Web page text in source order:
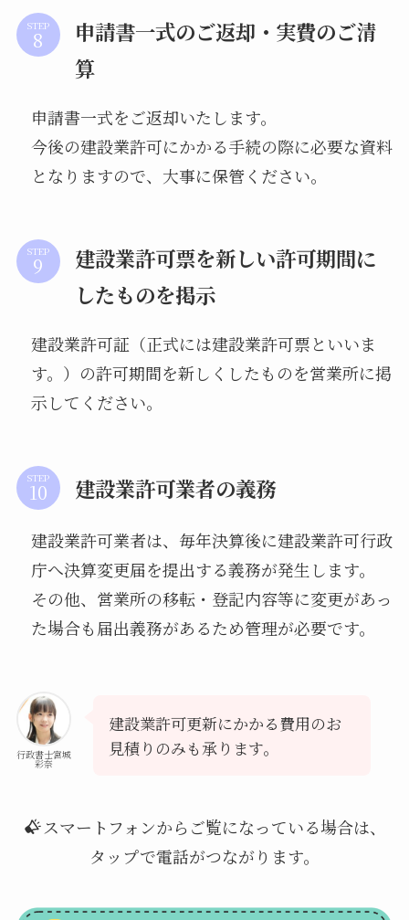
STEP
申請書一式のご返却・実費のご清
算
申請書一式をご返却いたします。
今後の建設業許可にかかる手続の際に必要な資料
となりますので、大事に保管ください。
STEP
建設業許可票を新しい許可期間に
したものを掲示
建設業許可証（正式には建設業許可票といいま
す。）の許可期間を新しくしたものを営業所に掲
示してください。
STEP 建設業許可業者の義務
建設業許可業者は、毎年決算後に建設業許可行政
庁へ決算変更届を提出する義務が発生します。
その他、営業所の移転・登記内容等に変更があっ
た場合も届出義務があるため管理が必要です。
行政書士宮城
彩奈
建設業許可更新にかかる費用のお
見積りのみも承ります。
スマートフォンからご覧になっている場合は、
タップで電話がつながります。